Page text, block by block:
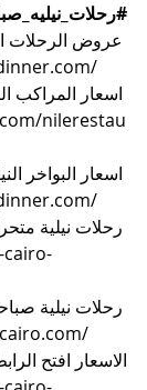
عروض الرحلات
اسعار المراكب
nilerestau
اسعار البواخر
رحلات نيلية
رحلات نيلية
الاسعار افتح